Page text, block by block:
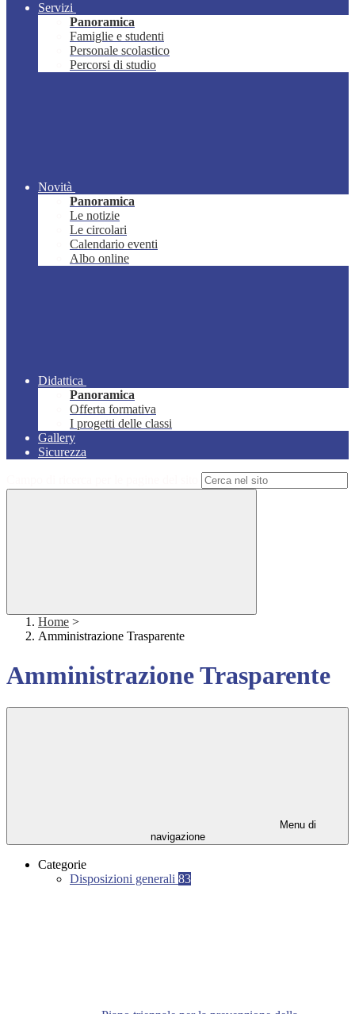
Servizi
Panoramica
Famiglie e studenti
Personale scolastico
Percorsi di studio
Novità
Panoramica
Le notizie
Le circolari
Calendario eventi
Albo online
Didattica
Panoramica
Offerta formativa
I progetti delle classi
Gallery
Sicurezza
Home >
Amministrazione Trasparente
Amministrazione Trasparente
Menu di
navigazione
Categorie
Disposizioni generali 83